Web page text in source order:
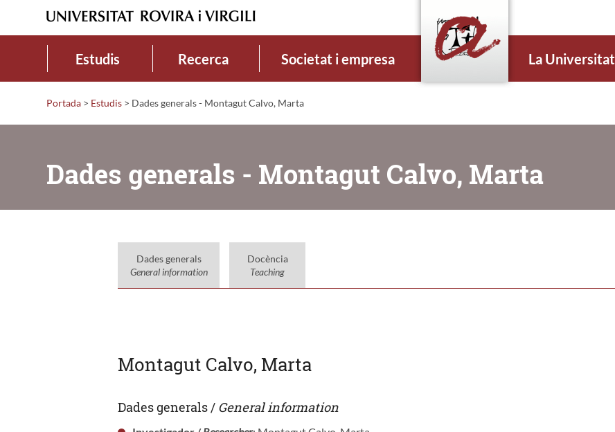
Estudis Recerca Societat i empresa La Universitat
Portada > Estudis > Dades generals - Montagut Calvo, Marta
Dades generals - Montagut Calvo, Marta
Dades generals
General information
Docència
Teaching
Montagut Calvo, Marta
Dades generals / General information